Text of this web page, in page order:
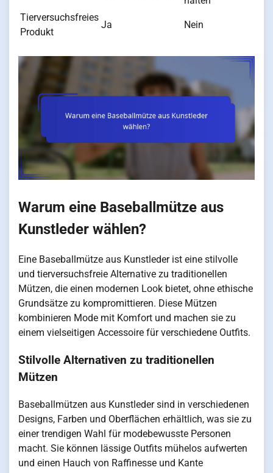
Tierversuchsfreies
Produkt
Ja Nein
Warum eine Baseballmütze aus
Kunstleder wählen?
Eine Baseballmütze aus Kunstleder ist eine stilvolle
und tierversuchsfreie Alternative zu traditionellen
Mützen, die einen modernen Look bietet, ohne ethische
Grundsätze zu kompromittieren. Diese Mützen
kombinieren Mode mit Komfort und machen sie zu
einem vielseitigen Accessoire für verschiedene Outfits.
Stilvolle Alternativen zu traditionellen
Mützen
Baseballmützen aus Kunstleder sind in verschiedenen
Designs, Farben und Oberflächen erhältlich, was sie zu
einer trendigen Wahl für modebewusste Personen
macht. Sie können lässige Outfits mühelos aufwerten
und einen Hauch von Raffinesse und Kante